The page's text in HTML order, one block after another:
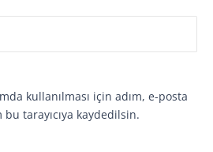
kullanılması için adım, e-posta
tarayıcıya kaydedilsin.